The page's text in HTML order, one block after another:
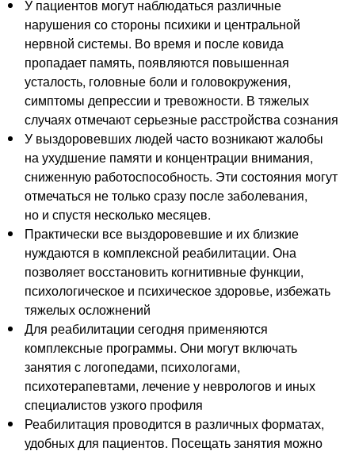
У пациентов могут наблюдаться различные
нарушения со стороны психики и центральной
нервной системы. Во время и после ковида
пропадает память, появляются повышенная
усталость, головные боли и головокружения,
симптомы депрессии и тревожности. В тяжелых
случаях отмечают серьезные расстройства сознания
У выздоровевших людей часто возникают жалобы
на ухудшение памяти и концентрации внимания,
сниженную работоспособность. Эти состояния могут
отмечаться не только сразу после заболевания,
но и спустя несколько месяцев.
Практически все выздоровевшие и их близкие
нуждаются в комплексной реабилитации. Она
позволяет восстановить когнитивные функции,
психологическое и психическое здоровье, избежать
тяжелых осложнений
Для реабилитации сегодня применяются
комплексные программы. Они могут включать
занятия с логопедами, психологами,
психотерапевтами, лечение у неврологов и иных
специалистов узкого профиля
Реабилитация проводится в различных форматах,
удобных для пациентов. Посещать занятия можно